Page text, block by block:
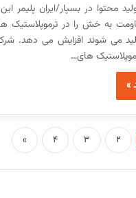
محتوا در بسپار/ایران پلیمر
به خش را در ترموپلاستیک
های…
»
2
3
4
»